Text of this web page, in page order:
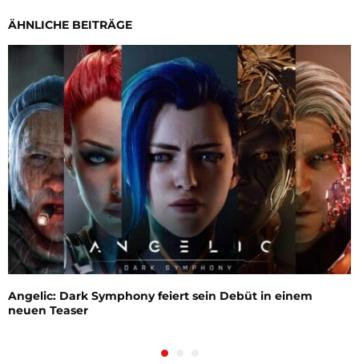
ÄHNLICHE BEITRÄGE
Angelic: Dark Symphony feiert sein Debüt in einem
neuen Teaser